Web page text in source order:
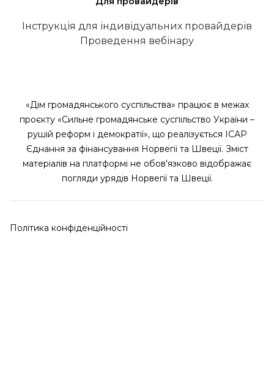
Інструкція для індивідуальних провайдерів
Проведення вебінару
«Дім громадянського суспільства» працює в межах
проєкту «Сильне громадянське суспільство України –
рушій реформ і демократії», що реалізується ІСАР
Єднання за фінансування Норвегії та Швеції. Зміст
матеріалів на платформі не обов'язково відображає
погляди урядів Норвегії та Швеції.
Політика конфіденційності